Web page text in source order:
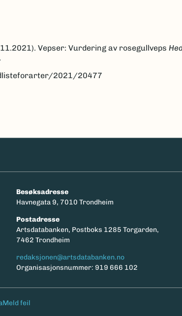
Vepser: Vurdering av rosegullveps
2021/20477
Besøksadresse
Havnegata 9, 7010 Trondheim
Postadresse
Artsdatabanken, Postboks 1285 Torgarden,
7462 Trondheim
redaksjonen@artsdatabanken.no
Organisasjonsnummer: 919 666 102
Meld feil